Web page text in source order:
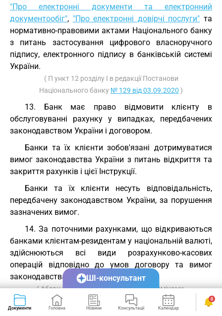
"Про електронні документи та електронний
документообіг", "Про електронні довірчі послуги" та
нормативно-правовими актами Національного банку
з питань застосування цифрового власноручного
підпису, електронного підпису в банківській системі
України.
( П ункт 12 розділу I в редакції Постанови
Національного банку № 129 від 03.09.2020 )
13. Банк має право відмовити клієнту в
обслуговуванні рахунку у випадках, передбачених
законодавством України і договором.
Банки та їх клієнти зобов'язані дотримуватися
вимог законодавства України з питань відкриття та
закриття рахунків і цієї Інструкції.
Банки та їх клієнти несуть відповідальність,
передбачену законодавством України, за порушення
зазначених вимог.
14. За поточними рахунками, що відкриваються
банками клієнтам-резидентам у національній валюті,
здійснюються всі види розрахунково-касових
операцій відповідно до умов договору та вимог
законодавства України.
( Абзац перший пункту 14 розділу I із змінами,
внесеними згідно з Постановами Національного банку
№ 129 від 03.09.2020
Документи Головна Новини Консультації Календар Сервіси
0
ШІ-консультант